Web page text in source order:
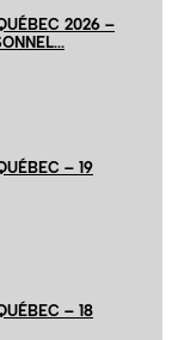
2026 –
– 19
– 18